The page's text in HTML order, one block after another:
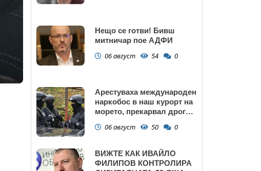
Нещо се готви! Бивш
митничар пое АДФИ
06 август 54 0
Арестуваха международен
наркобос в наш курорт на
морето, прекарвал дрога
06 август 50 0
ВИЖТЕ КАК ИВАЙЛО
ФИЛИПОВ КОНТРОЛИРА